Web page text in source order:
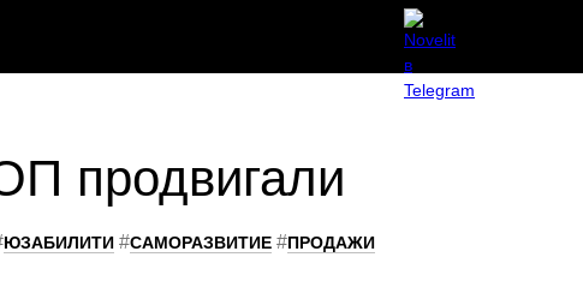
продвигали
ЮЗАБИЛИТИ #САМОРАЗВИТИЕ #ПРОДАЖИ